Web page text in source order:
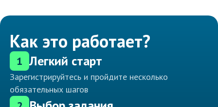
Как это работает?
1 Легкий старт
Зарегистрируйтесь и пройдите несколько
обязательных шагов